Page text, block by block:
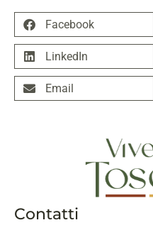
Facebook
LinkedIn
Email
Contatti